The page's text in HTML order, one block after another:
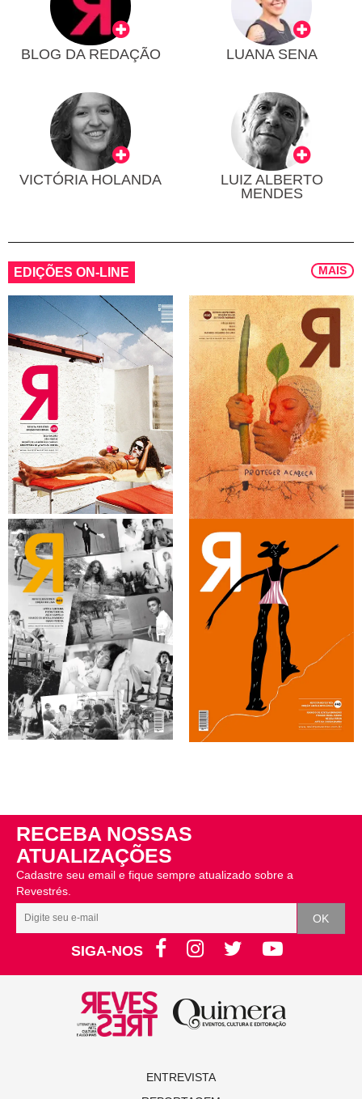
BLOG DA REDAÇÃO LUANA SENA
VICTÓRIA HOLANDA
LUIZ ALBERTO
MENDES
EDIÇÕES ON-LINE MAIS
RECEBA NOSSAS
ATUALIZAÇÕES
Cadastre seu email e fique sempre atualizado sobre a
Revestrés.
SIGA-NOS
ENTREVISTA